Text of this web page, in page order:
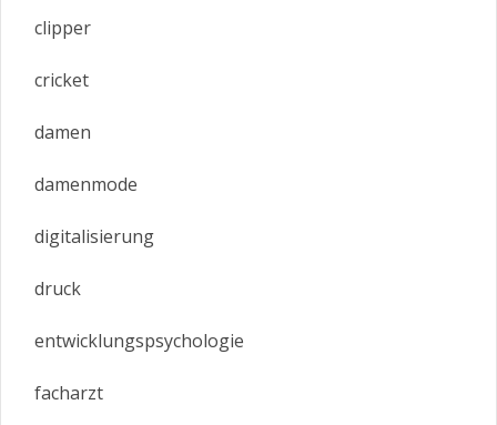
clipper
cricket
damen
damenmode
digitalisierung
druck
entwicklungspsychologie
facharzt